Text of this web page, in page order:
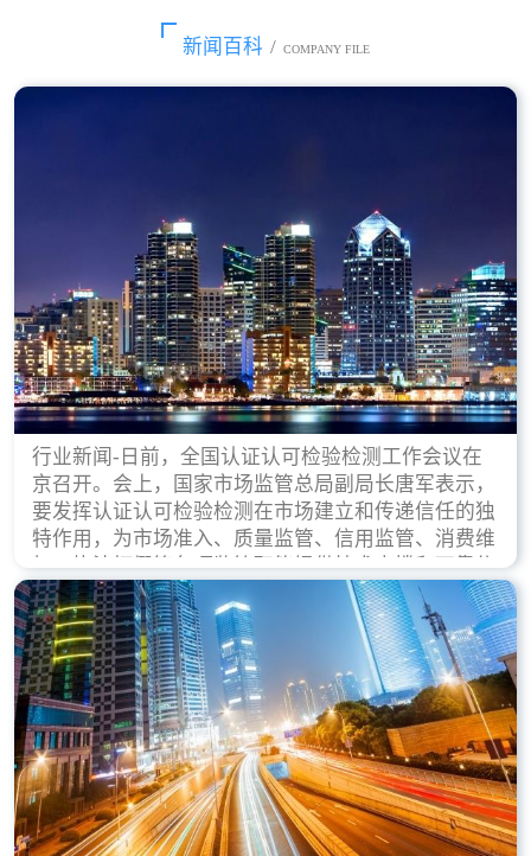
新闻百科 / COMPANY FILE
行业新闻-日前，全国认证认可检验检测工作会议在
京召开。会上，国家市场监管总局副局长唐军表示，
要发挥认证认可检验检测在市场建立和传递信任的独
特作用，为市场准入、质量监管、信用监管、消费维
权、执法打假等各项监管职能提供技术支撑和可靠依
据。